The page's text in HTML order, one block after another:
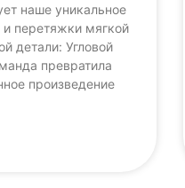
наше уникальное
и перетяжки мягкой
детали: Угловой
превратила
произведение